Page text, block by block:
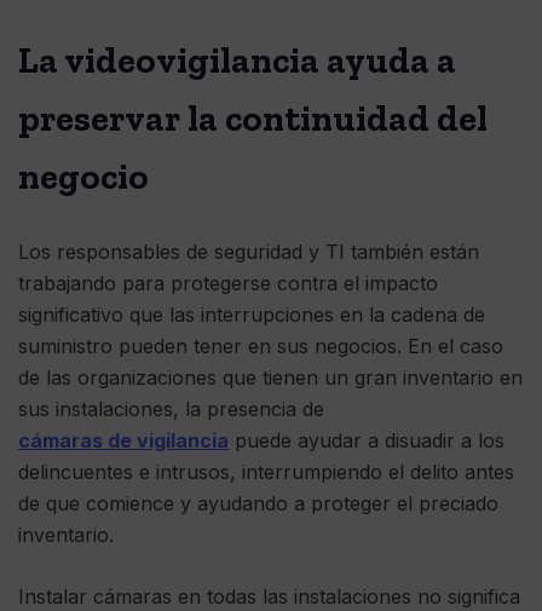
La videovigilancia ayuda a
preservar la continuidad del
negocio
Los responsables de seguridad y TI también están
trabajando para protegerse contra el impacto
significativo que las interrupciones en la cadena de
suministro pueden tener en sus negocios. En el caso
de las organizaciones que tienen un gran inventario en
sus instalaciones, la presencia de
cámaras de vigilancia puede ayudar a disuadir a los
delincuentes e intrusos, interrumpiendo el delito antes
de que comience y ayudando a proteger el preciado
inventario.
Instalar cámaras en todas las instalaciones no significa